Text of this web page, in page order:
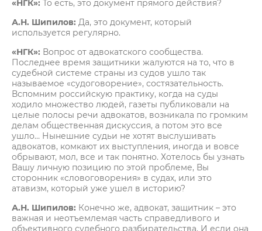
«НГК»: То есть, это документ прямого действия?
А.Н. Шипилов: Да, это документ, который
используется регулярно.
«НГК»: Вопрос от адвокатского сообщества.
Последнее время защитники жалуются на то, что в
судебной системе страны из судов ушло так
называемое «судоговорение», состязательность.
Вспомним российскую практику, когда на суды
ходило множество людей, газеты публиковали на
целые полосы речи адвокатов, возникала по громким
делам общественная дискуссия, а потом это все
ушло… Нынешние судьи не хотят выслушивать
адвокатов, комкают их выступления, иногда и вовсе
обрывают, мол, все и так понятно. Хотелось бы узнать
Вашу личную позицию по этой проблеме, Вы
сторонник «словоговорения» в судах, или это
атавизм, который уже ушел в историю?
А.Н. Шипилов: Конечно же, адвокат, защитник – это
важная и неотъемлемая часть справедливого и
объективного судебного разбирательства. И если она